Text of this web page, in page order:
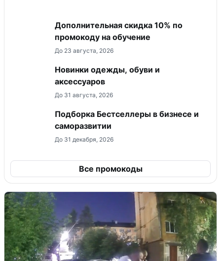
Дополнительная скидка 10% по
промокоду на обучение
До 23 августа, 2026
Новинки одежды, обуви и
аксессуаров
До 31 августа, 2026
Подборка Бестселлеры в бизнесе и
саморазвитии
До 31 декабря, 2026
Все промокоды